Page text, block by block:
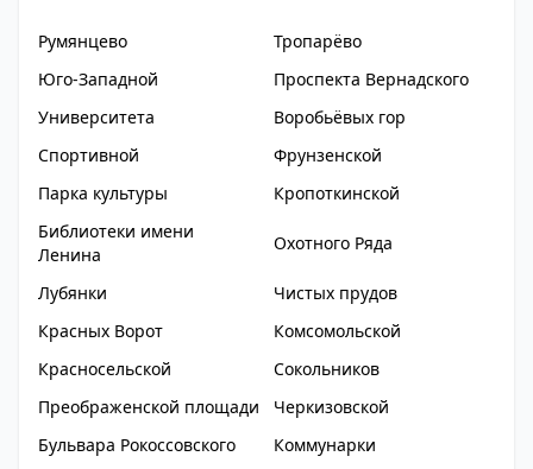
Румянцево
Тропарёво
Юго-Западной
Проспекта Вернадского
Университета
Воробьёвых гор
Спортивной
Фрунзенской
Парка культуры
Кропоткинской
Библиотеки имени
Ленина
Охотного Ряда
Лубянки
Чистых прудов
Красных Ворот
Комсомольской
Красносельской
Сокольников
Преображенской площади
Черкизовской
Бульвара Рокоссовского
Коммунарки